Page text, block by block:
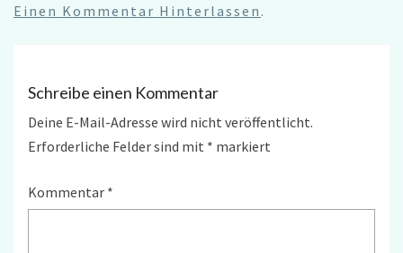
Einen Kommentar Hinterlassen .
Schreibe einen Kommentar
Deine E-Mail-Adresse wird nicht veröffentlicht.
Erforderliche Felder sind mit * markiert
Kommentar *